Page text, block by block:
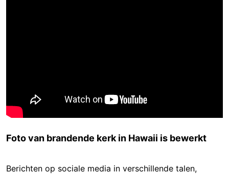
Foto van brandende kerk in Hawaii is bewerkt
Berichten op sociale media in verschillende talen,